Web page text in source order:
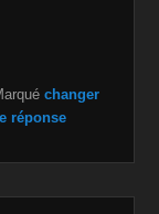
changer
réponse